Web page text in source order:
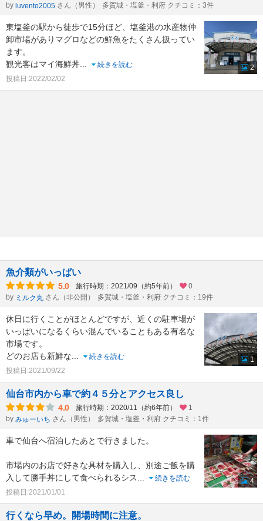
by luvento2005 さん（男性） 多賀城・塩釜・利府 クチコミ：3件
東塩釜の駅から徒歩で15分ほど、塩釜港の水産物仲
卸市場がありマグロなどの鮮魚をたくさん扱ってい
ます。
観光客はマイ海鮮丼...
続きを読む
投稿日:2022/02/02
2
魚介類がいっぱい
5.0 旅行時期：2021/09（約5年前）
0
by ミルク丸 さん（非公開） 多賀城・塩釜・利府 クチコミ：19件
休日に行くことがほとんどですが、近くの駐車場が
いっぱいになるくらい混んでいることもある有名な
市場です。
どのお店も新鮮な...
続きを読む
投稿日:2021/09/22
1
仙台市内から車で約４５分とアクセス良し
4.0 旅行時期：2020/11（約6年前）
1
by みゅーいち さん（男性） 多賀城・塩釜・利府 クチコミ：1件
車で仙台へ宿泊したあとで行きました。
市場内のお店で好きな具材を購入し、別途ご飯を購
入して勝手丼にして食べられるシス...
続きを読む
投稿日:2021/01/01
4
行くなら早め。開場時間に注意。